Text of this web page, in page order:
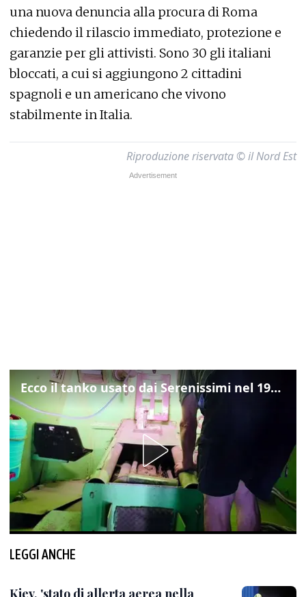
una nuova denuncia alla procura di Roma
chiedendo il rilascio immediato, protezione e
garanzie per gli attivisti. Sono 30 gli italiani
bloccati, a cui si aggiungono 2 cittadini
spagnoli e un americano che vivono
stabilmente in Italia.
Riproduzione riservata © il Nord Est
Ecco il tanko usato dai Serenissimi nel 1997 per il blitz a San Marco
LEGGI ANCHE
Kiev, 'stato di allerta aerea nella